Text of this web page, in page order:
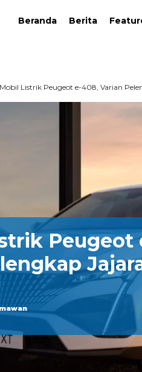
Beranda Berita
Listrik Peugeot e-408, Varian
Peugeot